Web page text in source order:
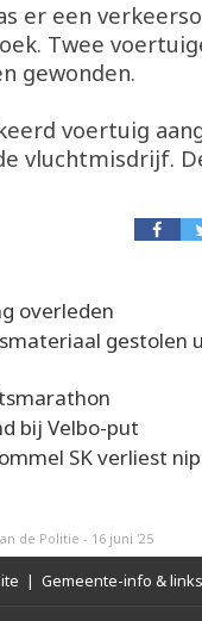
er een
Twee
gewonden.
voertuig
vluchtmisdrijf.
overleden
gestolen
bij Velbo-put
SK verliest
de Politie - 16 juni '25
| Gemeente-info & links